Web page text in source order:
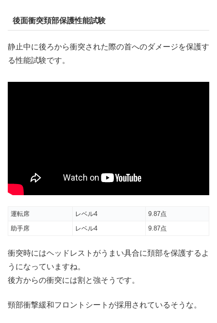
後面衝突頚部保護性能試験
静止中に後ろから衝突された際の首へのダメージを保護す
る性能試験です。
運転席 レベル4
9.87点
助手席
レベル4 9.87点
衝突時にはヘッドレストがうまい具合に頚部を保護するよ
うになっていますね。
後方からの衝突には割と強そうです。
頸部衝撃緩和フロントシートが採用されているそうな。